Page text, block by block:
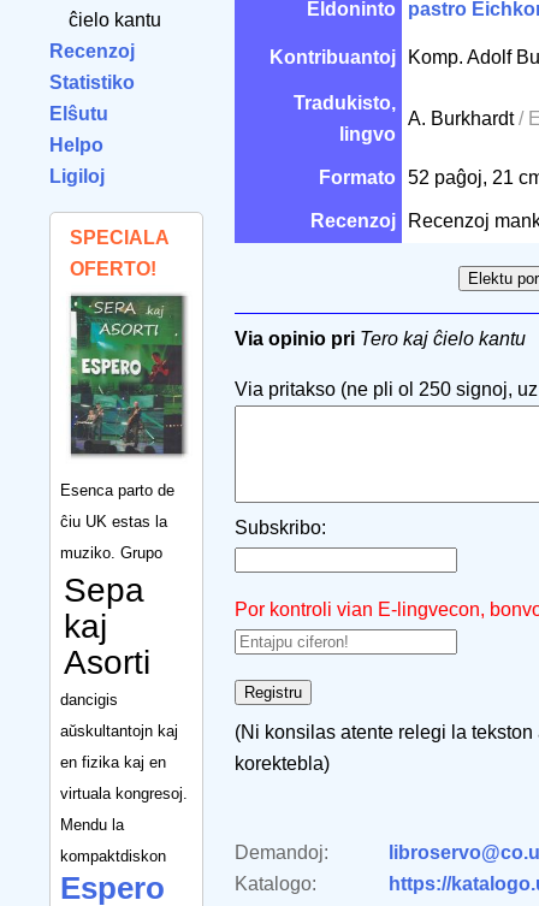
ĉielo kantu
Recenzoj
Statistiko
Elŝutu
Helpo
Ligiloj
SPECIALA
OFERTO!
Esenca parto de
ĉiu UK estas la
muziko. Grupo
Sepa
kaj
Asorti
dancigis
aŭskultantojn kaj
en fizika kaj en
virtuala kongresoj.
Mendu la
kompaktdiskon
Espero
Eldoninto pastro
Kontribuantoj Komp. Adolf
Tradukisto,
lingvo
A. Burkhardt/
Formato 52 paĝoj, 21
Recenzoj Recenzoj
Via opinio pri Tero kaj ĉielo kantu
Via pritakso (ne pli ol 250 signoj,
Subskribo:
Por kontroli vian E-lingvecon,
(Ni konsilas atente relegi la
korektebla)
Demandoj:
Katalogo:
https://